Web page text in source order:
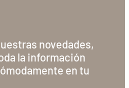
novedades,
la información
en tu